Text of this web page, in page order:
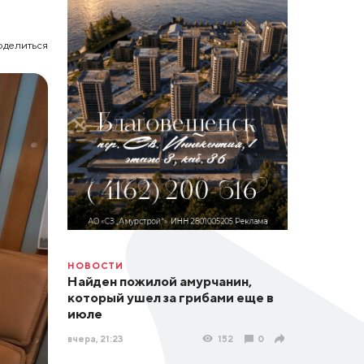
НОВОСТИ
Найден пожилой амурчанин,
который ушел за грибами еще в
июле
вчера, 21:23 152 0